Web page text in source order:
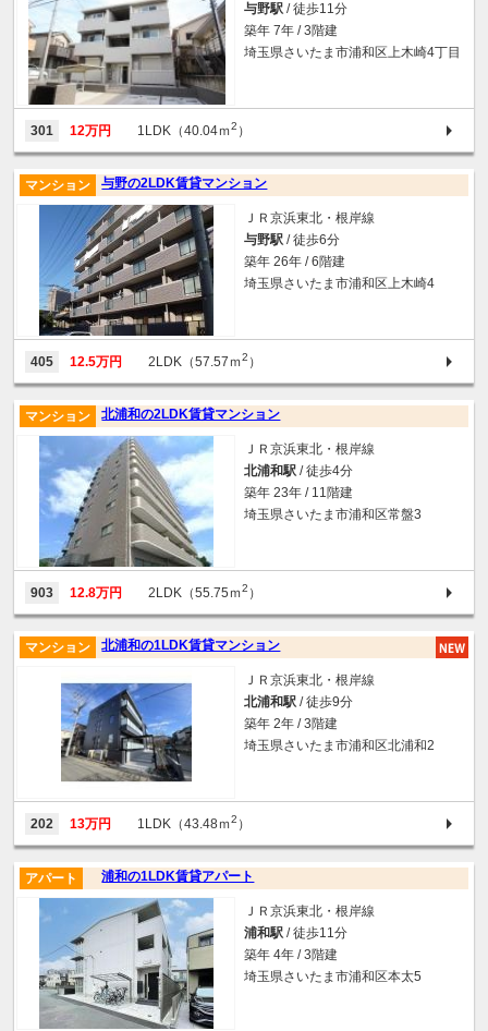
与野駅 / 徒歩11分
築年 7年 / 3階建
埼玉県さいたま市浦和区上木崎4丁目
301 12万円 1LDK（40.04ｍ2 ）
与野の2LDK賃貸マンション
マンション
ＪＲ京浜東北・根岸線
与野駅 / 徒歩6分
築年 26年 / 6階建
埼玉県さいたま市浦和区上木崎4
405 12.5万円 2LDK（57.57ｍ2 ）
北浦和の2LDK賃貸マンション
マンション
ＪＲ京浜東北・根岸線
北浦和駅 / 徒歩4分
築年 23年 / 11階建
埼玉県さいたま市浦和区常盤3
903 12.8万円 2LDK（55.75ｍ2 ）
北浦和の1LDK賃貸マンション
マンション
ＪＲ京浜東北・根岸線
北浦和駅 / 徒歩9分
築年 2年 / 3階建
埼玉県さいたま市浦和区北浦和2
202 13万円 1LDK（43.48ｍ2 ）
浦和の1LDK賃貸アパート
アパート
ＪＲ京浜東北・根岸線
浦和駅 / 徒歩11分
築年 4年 / 3階建
埼玉県さいたま市浦和区本太5